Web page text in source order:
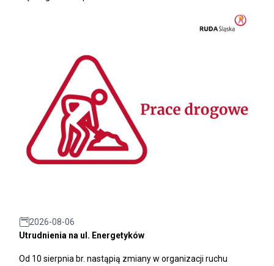
2026-08-06
Utrudnienia na ul. Energetyków
Od 10 sierpnia br. nastąpią zmiany w organizacji ruchu